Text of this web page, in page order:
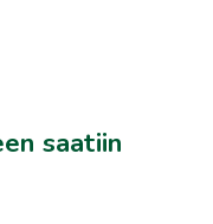
saatiin